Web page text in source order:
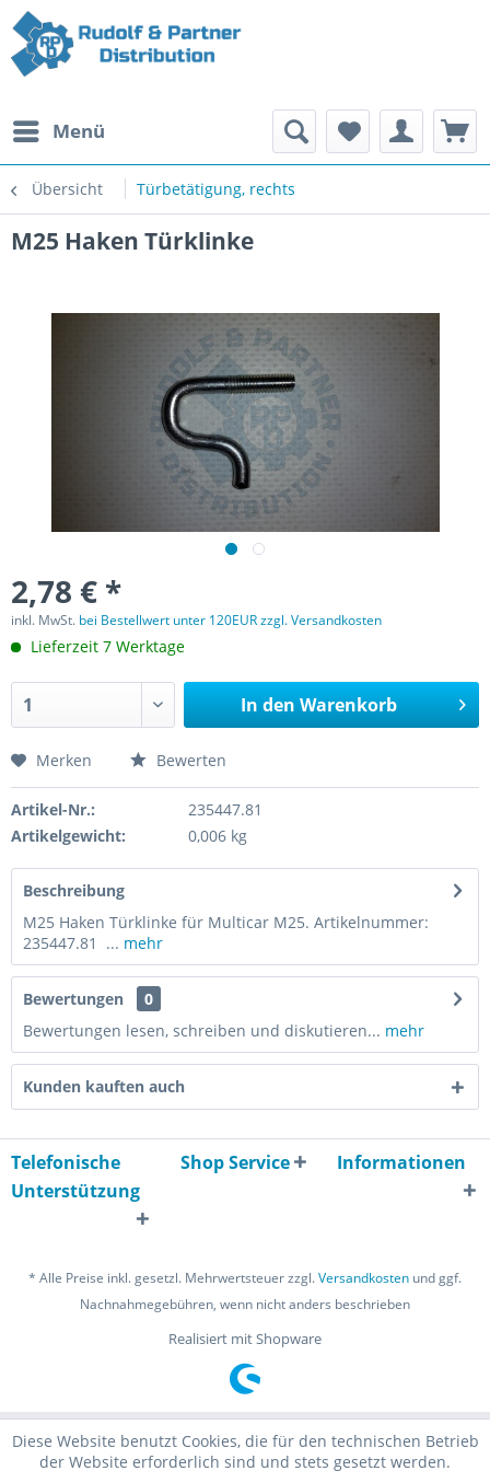
Menü
Übersicht Türbetätigung, rechts
M25 Haken Türklinke
2,78 € *
inkl. MwSt. bei Bestellwert unter 120EUR zzgl. Versandkosten
Lieferzeit 7 Werktage
In den Warenkorb
Merken Bewerten
Artikel-Nr.:
235447.81
Artikelgewicht:
0,006 kg
Beschreibung
M25 Haken Türklinke für Multicar M25. Artikelnummer:
235447.81 ... mehr
Bewertungen
0
Bewertungen lesen, schreiben und diskutieren... mehr
Kunden kauften auch
Telefonische
Unterstützung
Shop Service Informationen
* Alle Preise inkl. gesetzl. Mehrwertsteuer zzgl.Versandkosten und ggf.
Nachnahmegebühren, wenn nicht anders beschrieben
Realisiert mit Shopware
Diese Website benutzt Cookies, die für den technischen Betrieb
der Website erforderlich sind und stets gesetzt werden.